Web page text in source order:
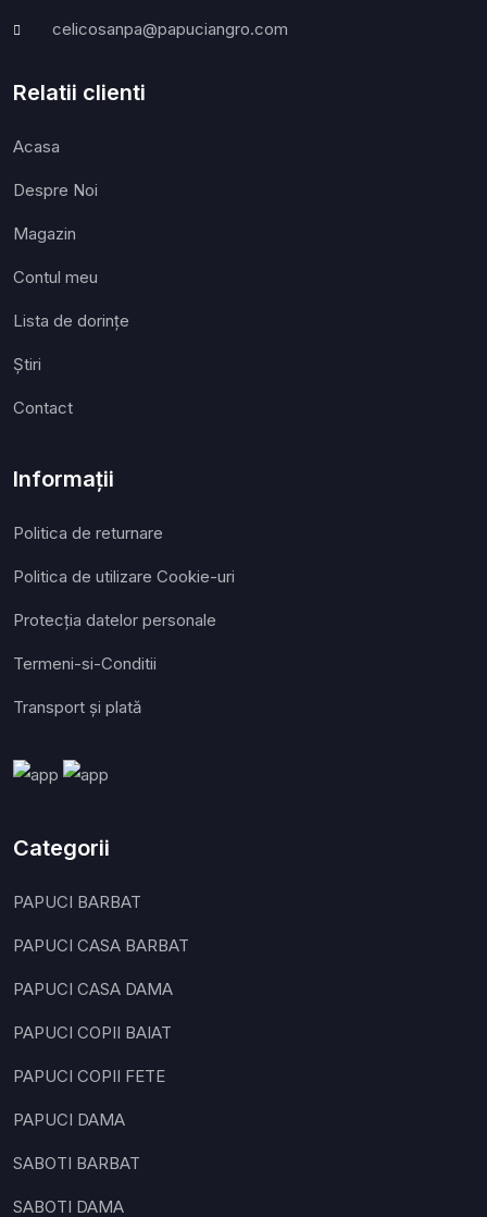
celicosanpa@papuciangro.com
Relatii clienti
Acasa
Despre Noi
Magazin
Contul meu
Lista de dorințe
Ştiri
Contact
Informații
Politica de returnare
Politica de utilizare Cookie-uri
Protecția datelor personale
Termeni-si-Conditii
Transport și plată
Categorii
PAPUCI BARBAT
PAPUCI CASA BARBAT
PAPUCI CASA DAMA
PAPUCI COPII BAIAT
PAPUCI COPII FETE
PAPUCI DAMA
SABOTI BARBAT
SABOTI DAMA